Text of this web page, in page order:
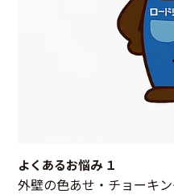
よくあるお悩み １
外壁の色あせ・チョーキ